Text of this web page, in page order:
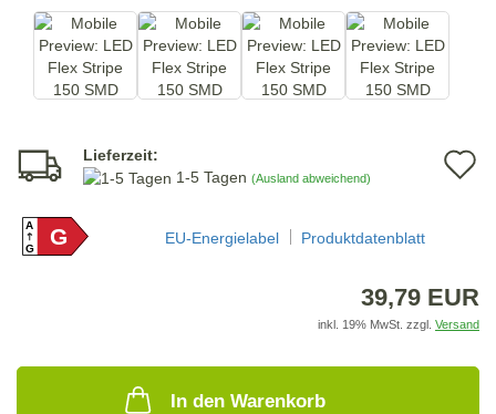
Lieferzeit:
1-5 Tagen (Ausland abweichend)
A
GG EU-Energielabel Produktdatenblatt
39,79 EUR
inkl. 19% MwSt. zzgl. Versand
In den Warenkorb